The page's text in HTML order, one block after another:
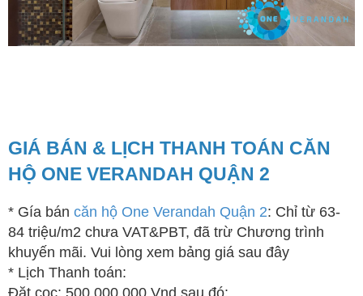
GIÁ BÁN & LỊCH THANH TOÁN CĂN
HỘ ONE VERANDAH QUẬN 2
* Gía bán căn hộ One Verandah Quận 2: Chỉ từ 63-
84 triệu/m2 chưa VAT&PBT, đã trừ Chương trình
khuyến mãi. Vui lòng xem bảng giá sau đây
* Lịch Thanh toán: